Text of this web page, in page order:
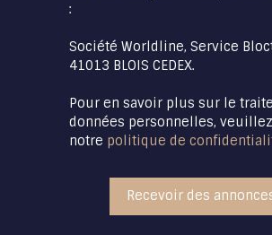
:
Société Worldline, Service
41013 BLOIS CEDEX.
Pour en savoir plus sur le
données personnelles,
notre politique de
Recevoir des